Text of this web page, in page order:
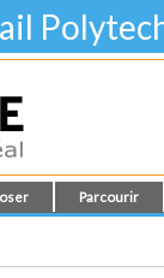
Parcourir